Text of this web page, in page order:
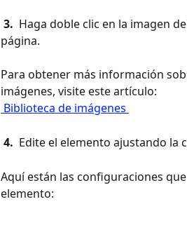
3. Haga doble clic en la imagen
página.
Para obtener más información
imágenes, visite este artículo:
Biblioteca de imágenes
4. Edite el elemento ajustando la
Aquí están las configuraciones
elemento: